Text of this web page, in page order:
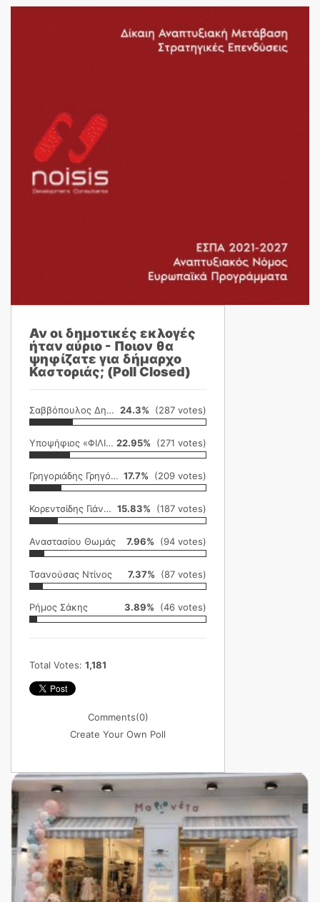
Αν οι δημοτικές εκλογές
ήταν αύριο - Ποιον θα
ψηφίζατε για δήμαρχο
Καστοριάς; (Poll Closed)
Σαββόπουλος Δημήτρης 24.3% (287 votes)
Υποψήφιος «ΦΙΛΙΚΗ ΕΤΑΙΡΕΙΑ» 22.95% (271 votes)
Γρηγοριάδης Γρηγόρης 17.7% (209 votes)
Κορεντσίδης Γιάννης 15.83% (187 votes)
Αναστασίου Θωμάς 7.96% (94 votes)
Τσανούσας Ντίνος 7.37% (87 votes)
Ρήμος Σάκης 3.89% (46 votes)
Total Votes: 1,181
Comments(0)
Create Your Own Poll